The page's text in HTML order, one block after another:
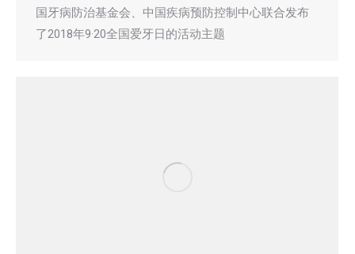
国牙病防治基金会、中国疾病预防控制中心联合发布
了2018年9·20全国爱牙日的活动主题